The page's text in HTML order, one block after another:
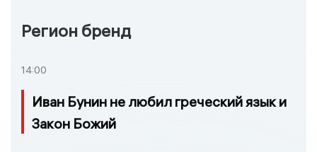
Регион бренд
14:00
Иван Бунин не любил греческий язык и
Закон Божий